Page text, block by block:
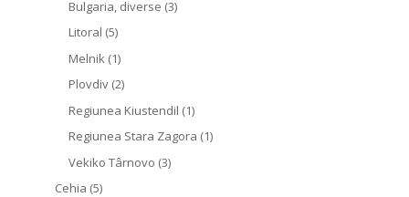
Bulgaria, diverse (3)
Litoral (5)
Melnik (1)
Plovdiv(2)
Regiunea Kiustendil (1)
Regiunea Stara Zagora (1)
Vekiko Târnovo (3)
Cehia (5)